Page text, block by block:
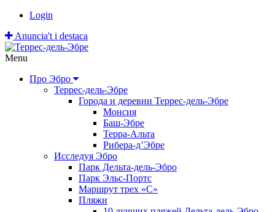
Login
Anuncia't i destaca
Menu
Про Эбро
Террес-дель-Эбре
Города и деревни Террес-дель-Эбре
Монсия
Баш-Эбре
Терра-Альта
Рибера-д’Эбре
Исследуя Эбро
Парк Дельта-дель-Эбро
Парк Эльс-Портс
Маршрут трех «С»
Пляжи